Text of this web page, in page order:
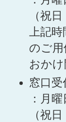
（祝
上記
のご用
おか
窓口受
：月
（祝